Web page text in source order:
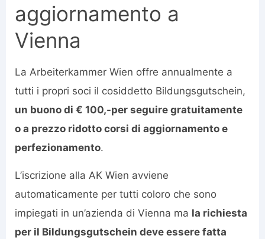
aggiornamento a
Vienna
La Arbeiterkammer Wien offre annualmente a
tutti i propri soci il cosiddetto Bildungsgutschein,
un buono di € 100,-per seguire gratuitamente
o a prezzo ridotto corsi di aggiornamento e
perfezionamento.
L’iscrizione alla AK Wien avviene
automaticamente per tutti coloro che sono
impiegati in un’azienda di Vienna ma la richiesta
per il Bildungsgutschein deve essere fatta